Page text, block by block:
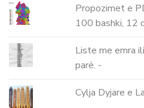
Propozimet e
100 bashki, 12
Liste me emra
parë. -
Cylja Dyjare e